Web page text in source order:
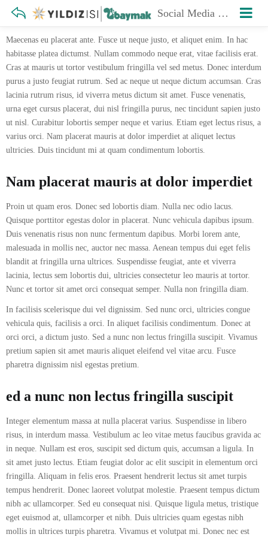
Social Media Marketing
Maecenas eu placerat ante. Fusce ut neque justo, et aliquet enim. In hac
habitasse platea dictumst. Nullam commodo neque erat, vitae facilisis erat.
Cras at mauris ut tortor vestibulum fringilla vel sed metus. Donec interdum
purus a justo feugiat rutrum. Sed ac neque ut neque dictum accumsan. Cras
lacinia rutrum risus, id viverra metus dictum sit amet. Fusce venenatis,
urna eget cursus placerat, dui nisl fringilla purus, nec tincidunt sapien justo
ut nisl. Curabitur lobortis semper neque et varius. Etiam eget lectus risus, a
varius orci. Nam placerat mauris at dolor imperdiet at aliquet lectus
ultricies. Duis tincidunt mi at quam condimentum lobortis.
Nam placerat mauris at dolor imperdiet
Proin ut quam eros. Donec sed lobortis diam. Nulla nec odio lacus.
Quisque porttitor egestas dolor in placerat. Nunc vehicula dapibus ipsum.
Duis venenatis risus non nunc fermentum dapibus. Morbi lorem ante,
malesuada in mollis nec, auctor nec massa. Aenean tempus dui eget felis
blandit at fringilla urna ultrices. Suspendisse feugiat, ante et viverra
lacinia, lectus sem lobortis dui, ultricies consectetur leo mauris at tortor.
Nunc et tortor sit amet orci consequat semper. Nulla non fringilla diam.
In facilisis scelerisque dui vel dignissim. Sed nunc orci, ultricies congue
vehicula quis, facilisis a orci. In aliquet facilisis condimentum. Donec at
orci orci, a dictum justo. Sed a nunc non lectus fringilla suscipit. Vivamus
pretium sapien sit amet mauris aliquet eleifend vel vitae arcu. Fusce
pharetra dignissim nisl egestas pretium.
ed a nunc non lectus fringilla suscipit
Integer elementum massa at nulla placerat varius. Suspendisse in libero
risus, in interdum massa. Vestibulum ac leo vitae metus faucibus gravida ac
in neque. Nullam est eros, suscipit sed dictum quis, accumsan a ligula. In
sit amet justo lectus. Etiam feugiat dolor ac elit suscipit in elementum orci
fringilla. Aliquam in felis eros. Praesent hendrerit lectus sit amet turpis
tempus hendrerit. Donec laoreet volutpat molestie. Praesent tempus dictum
nibh ac ullamcorper. Sed eu consequat nisi. Quisque ligula metus, tristique
eget euismod at, ullamcorper et nibh. Duis ultricies quam egestas nibh
mollis in ultrices turpis pharetra. Vivamus et volutpat mi. Donec nec est